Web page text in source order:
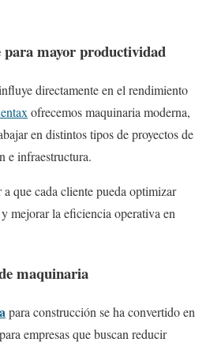
mayor productividad
directamente en el rendimiento
ofrecemos maquinaria moderna,
en distintos tipos de proyectos de
e infraestructura.
que cada cliente pueda optimizar
mejorar la eficiencia operativa en
maquinaria
para construcción se ha convertido en
empresas que buscan reducir